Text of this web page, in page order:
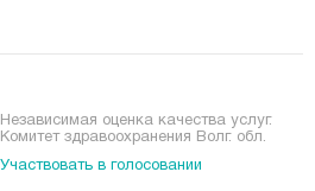
Независимая оценка качества услуг.
Комитет здравоохранения Волг. обл.
Участвовать в голосовании